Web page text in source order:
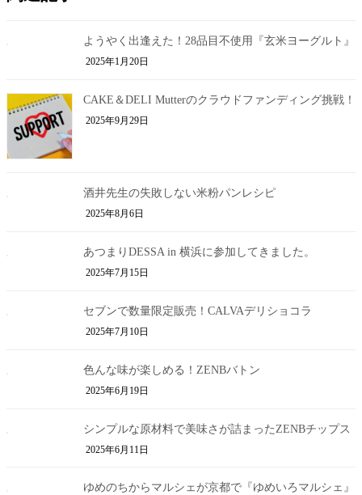
ようやく出逢えた！28品目不使用『玄米ヨーグルト』
2025年1月20日
CAKE＆DELI Mutterのクラウドファンディング挑戦！
2025年9月29日
酒井先生の失敗しない米粉パンレシピ
2025年8月6日
あつまりDESSA in 横浜に参加してきました。
2025年7月15日
セブンで数量限定販売！CALVAデリショコラ
2025年7月10日
色んな味が楽しめる！ZENBバトン
2025年6月19日
シンプルな原材料で美味さが詰まったZENBチップス
2025年6月11日
ゆめのちからマルシェが京都で『ゆめいろマルシェ』